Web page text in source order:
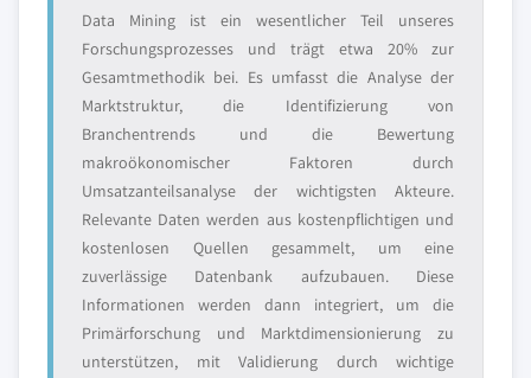
Data Mining ist ein wesentlicher Teil unseres
Forschungsprozesses und trägt etwa 20% zur
Gesamtmethodik bei. Es umfasst die Analyse der
Marktstruktur, die Identifizierung von
Branchentrends und die Bewertung
makroökonomischer Faktoren durch
Umsatzanteilsanalyse der wichtigsten Akteure.
Relevante Daten werden aus kostenpflichtigen und
kostenlosen Quellen gesammelt, um eine
zuverlässige Datenbank aufzubauen. Diese
Informationen werden dann integriert, um die
Primärforschung und Marktdimensionierung zu
unterstützen, mit Validierung durch wichtige